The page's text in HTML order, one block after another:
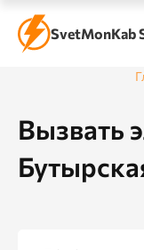
SvetMonKab
Вызвать